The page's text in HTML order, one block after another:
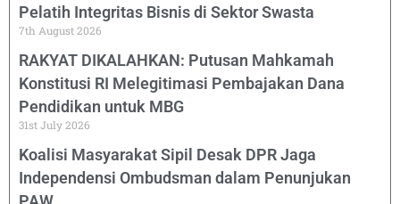
Pelatih Integritas Bisnis di Sektor Swasta
7th August 2026
RAKYAT DIKALAHKAN: Putusan Mahkamah
Konstitusi RI Melegitimasi Pembajakan Dana
Pendidikan untuk MBG
31st July 2026
Koalisi Masyarakat Sipil Desak DPR Jaga
Independensi Ombudsman dalam Penunjukan